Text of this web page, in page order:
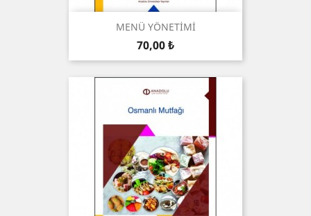
MENÜ YÖNETİMİ
Preis
70,00 ₺